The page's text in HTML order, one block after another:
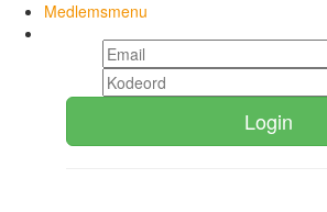
Medlemsmenu
Login